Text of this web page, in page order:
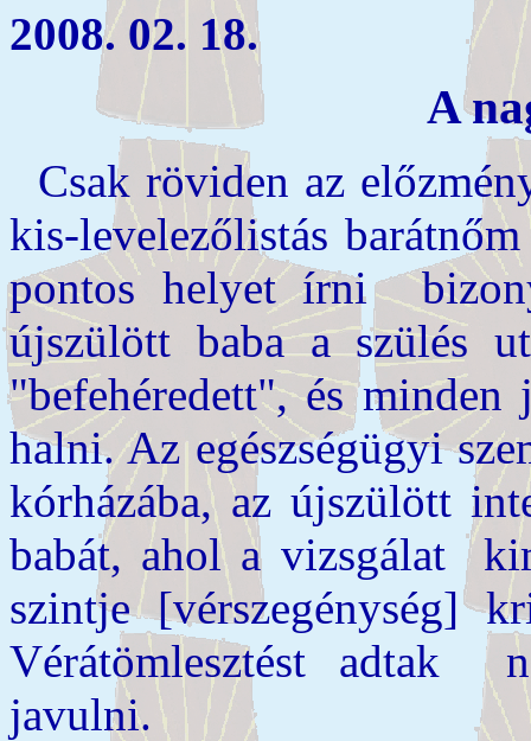
2008. 02. 18.
A
Csak röviden az
kis-levelezőlistás
pontos helyet írni
újszülött baba a szülés
"befehéredett", és
halni. Az egészségügyi
kórházába, az újszülött
babát, ahol a vizsgálat
szintje [vérszegénység]
Vérátömlesztést adtak
javulni.